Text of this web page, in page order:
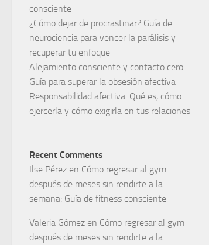
consciente
¿Cómo dejar de procrastinar? Guía de
neurociencia para vencer la parálisis y
recuperar tu enfoque
Alejamiento consciente y contacto cero:
Guía para superar la obsesión afectiva
Responsabilidad afectiva: Qué es, cómo
ejercerla y cómo exigirla en tus relaciones
Recent Comments
Ilse Pérez en Cómo regresar al gym
después de meses sin rendirte a la
semana: Guía de fitness consciente
Valeria Gómez en Cómo regresar al gym
después de meses sin rendirte a la